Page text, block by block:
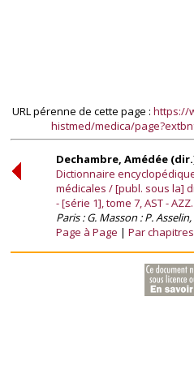
URL pérenne de cette page : https://
histmed/medica/
Dechambre, Amédée
Dictionnaire
médicales / [publ. sous la]
- [série 1], tome 7, AST - AZZ.
Paris : G. Masson : P.
Page à Page
Par chapitres